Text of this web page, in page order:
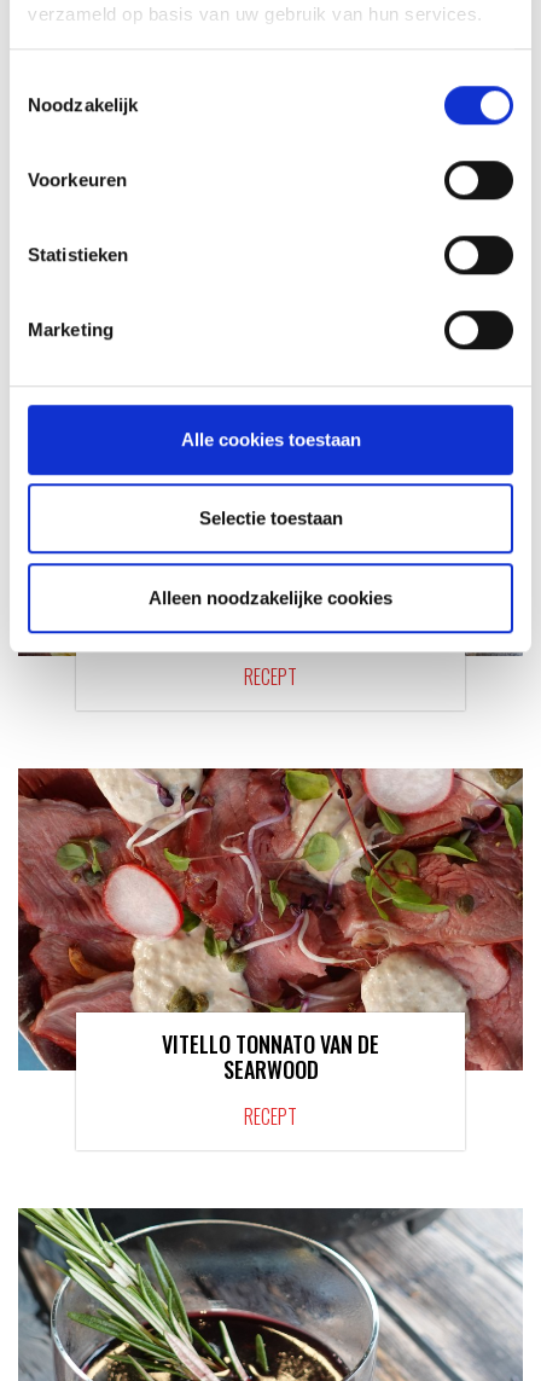
verzameld op basis van uw gebruik van hun services.
Noodzakelijk
Voorkeuren
Statistieken
Marketing
Alle cookies toestaan
Selectie toestaan
Alleen noodzakelijke cookies
INSPIRATIE
VAN ONZE GRILL MASTERS
MEER INFORMATIE
KAISERSCHMARNN
RECEPT
VITELLO TONNATO VAN DE
SEARWOOD
RECEPT